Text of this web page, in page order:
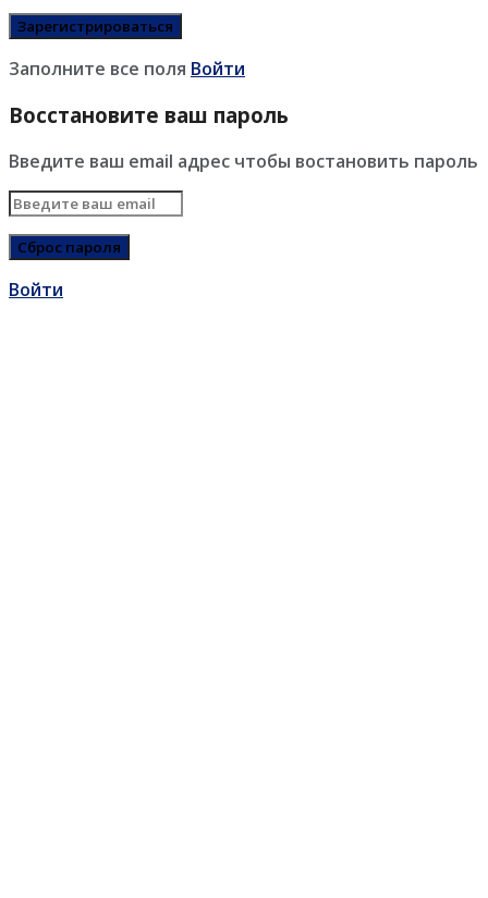
Заполните все поля Войти
Восстановите ваш пароль
Введите ваш email адрес чтобы востановить пароль
Войти